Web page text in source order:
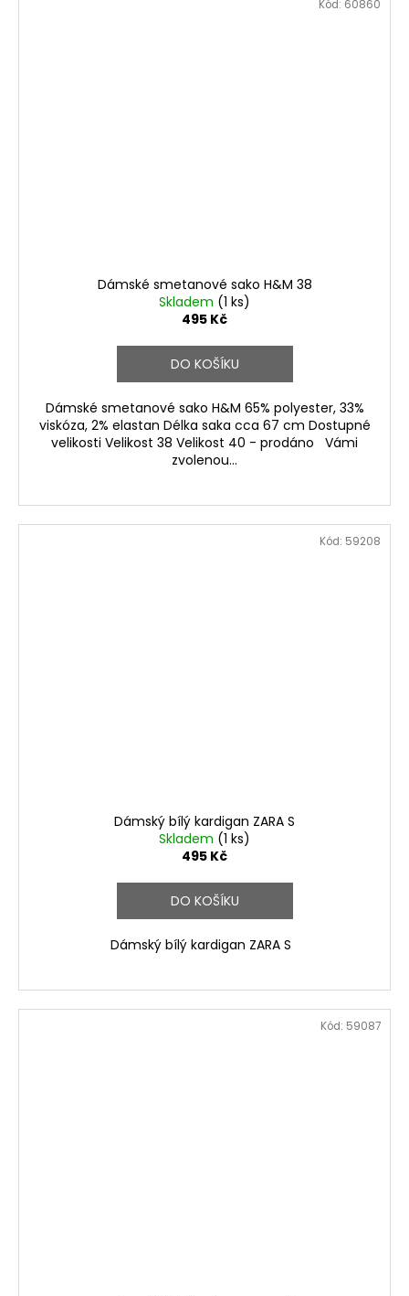
Dámské smetanové sako H&M 38
Skladem (1 ks)
495 Kč
DO KOŠÍKU
Dámské smetanové sako H&M 65% polyester, 33%
viskóza, 2% elastan Délka saka cca 67 cm Dostupné
velikosti Velikost 38 Velikost 40 - prodáno Vámi
zvolenou...
Kód: 60860
Dámský bílý kardigan ZARA S
Skladem (1 ks)
495 Kč
DO KOŠÍKU
Dámský bílý kardigan ZARA S
Kód: 59208
Kód: 59087